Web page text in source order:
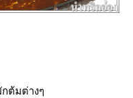
ต้มต่างๆ